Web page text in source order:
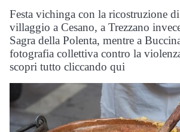
Festa vichinga con la ricostruzione
villaggio a Cesano, a Trezzano
Sagra della Polenta, mentre a
fotografia collettiva contro la
scopri tutto cliccando qui